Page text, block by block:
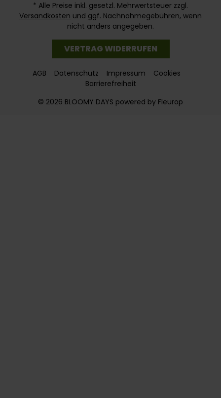
* Alle Preise inkl. gesetzl. Mehrwertsteuer zzgl.
Versandkosten und ggf. Nachnahmegebühren, wenn
nicht anders angegeben.
© 2026 BLOOMY DAYS powered by Fleurop
VERTRAG WIDERRUFEN
AGB Datenschutz Impressum
Cookies
Barrierefreiheit